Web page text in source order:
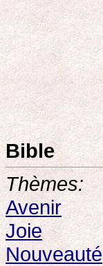
Bible
Thèmes:
Avenir
Joie
Nouveauté